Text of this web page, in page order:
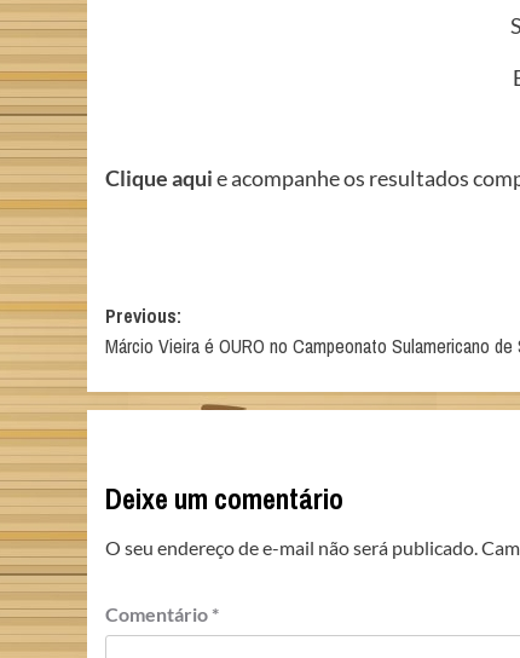
Clique aquie acompanhe os resultados
Post
navigation
Previous:
Márcio Vieira é OURO no Campeonato Sulamericano de
Deixe um comentário
O seu endereço de e-mail não será publicado.
Comentário *